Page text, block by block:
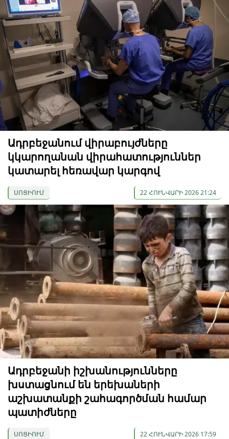
Ադրբեջանում վիրաբույժները
կկարողանան վիրահատություններ
կատարել հեռավար կարգով
ՍՈՑԻՈՒՄ 22 ՀՈՒՆՎԱՐԻ 2026 21:24
Ադրբեջանի իշխանությունները
խստացնում են երեխաների
աշխատանքի շահագործման համար
պատիժները
ՍՈՑԻՈՒՄ 22 ՀՈՒՆՎԱՐԻ 2026 17:59